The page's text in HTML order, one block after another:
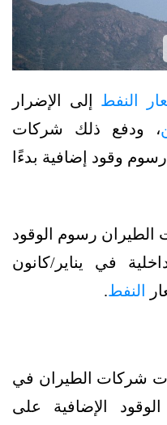
النفط إلى الإضرار
، ودفع ذلك شركات
وقود إضافية بدءًا
الطيران رسوم الوقود
في يناير/كانون
النفط.
شركات الطيران في
الإضافية على